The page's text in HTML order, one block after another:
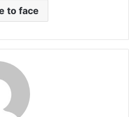
to face